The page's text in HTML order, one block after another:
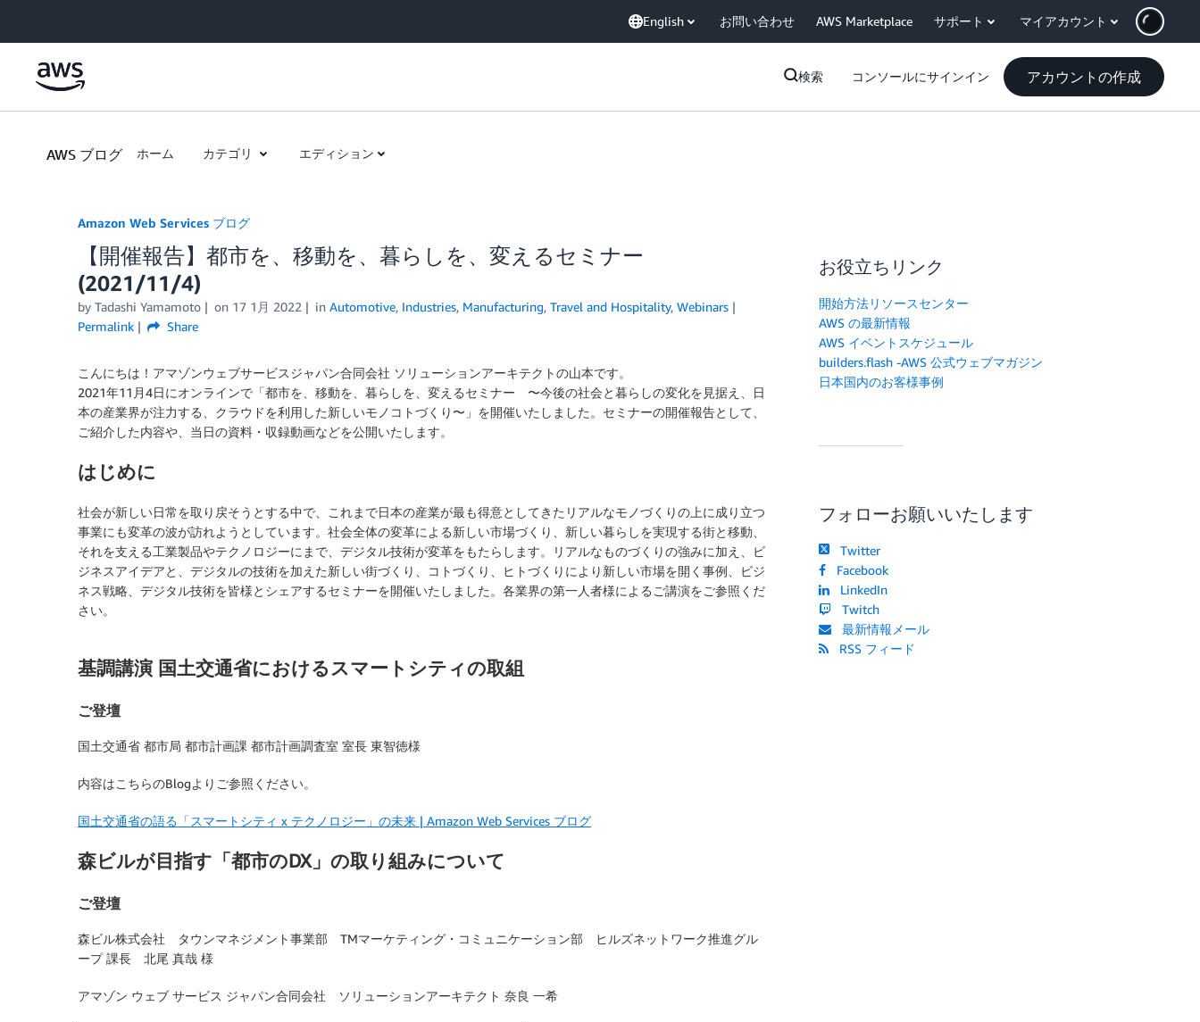
English お問い合わせ AWS Marketplace サポート マイアカウント
検索 コンソールにサインイン アカウントの作成
AWS ブログ ホーム カテゴリ エディション
Amazon Web Services ブログ
【開催報告】都市を、移動を、暮らしを、変えるセミナー
(2021/11/4)
by Tadashi Yamamoto on 17 1月 2022 in Automotive, Industries, Manufacturing, Travel and Hospitality, Webinars
Permalink
Share
こんにちは！アマゾンウェブサービスジャパン合同会社 ソリューションアーキテクトの山本です。
2021年11月4日にオンラインで「都市を、移動を、暮らしを、変えるセミナー 〜今後の社会と暮らしの変化を見据え、日
本の産業界が注力する、クラウドを利用した新しいモノコトづくり〜」を開催いたしました。セミナーの開催報告として、
ご紹介した内容や、当日の資料・収録動画などを公開いたします。
はじめに
社会が新しい日常を取り戻そうとする中で、これまで日本の産業が最も得意としてきたリアルなモノづくりの上に成り立つ
事業にも変革の波が訪れようとしています。社会全体の変革による新しい市場づくり、新しい暮らしを実現する街と移動、
それを支える工業製品やテクノロジーにまで、デジタル技術が変革をもたらします。リアルなものづくりの強みに加え、ビ
ジネスアイデアと、デジタルの技術を加えた新しい街づくり、コトづくり、ヒトづくりにより新しい市場を開く事例、ビジ
ネス戦略、デジタル技術を皆様とシェアするセミナーを開催いたしました。各業界の第一人者様によるご講演をご参照くだ
さい。
基調講演 国土交通省におけるスマートシティの取組
ご登壇
国土交通省 都市局 都市計画課 都市計画調査室 室長 東智徳様
内容はこちらのBlogよりご参照ください。
国土交通省の語る「スマートシティ x テクノロジー」の未来 | Amazon Web Services ブログ
森ビルが目指す「都市のDX」の取り組みについて
ご登壇
森ビル株式会社 タウンマネジメント事業部 TMマーケティング・コミュニケーション部 ヒルズネットワーク推進グル
ープ 課長 北尾 真哉 様
アマゾン ウェブ サービス ジャパン合同会社 ソリューションアーキテクト 奈良 一希
お役立ちリンク
開始方法リソースセンター
AWS の最新情報
AWS イベントスケジュール
builders.flash -AWS 公式ウェブマガジン
日本国内のお客様事例
フォローお願いいたします
Twitter
Facebook
LinkedIn
Twitch
最新情報メール
RSS フィード